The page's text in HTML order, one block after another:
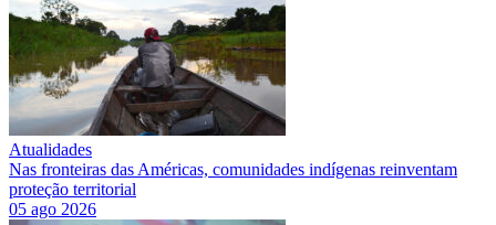
Atualidades
Nas fronteiras das Américas, comunidades indígenas reinventam
proteção territorial
05 ago 2026